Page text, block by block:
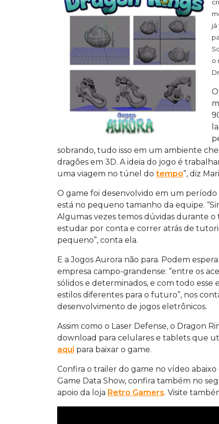
já
o
sobrando, tudo isso em um ambiente
dragões em 3D. A ideia do jogo é
uma viagem no túnel do tempo”, diz
O game foi desenvolvido em um
está no pequeno tamanho da equipe.
Algumas vezes temos dúvidas durante
estudar por conta e correr atrás de
pequeno”, conta ela.
E a Jogos Aurora não para. Podem
empresa campo-grandense: “entre os
sólidos e determinados, e com todo
estilos diferentes para o futuro”, nos
desenvolvimento de jogos eletrônicos.
Assim como o Laser Defense, o Dragon
download para celulares e tablets que
aqui para baixar o game.
Confira o trailer do game no vídeo
Game Data Show, confira também no
apoio da loja Retro Gamers. Visite